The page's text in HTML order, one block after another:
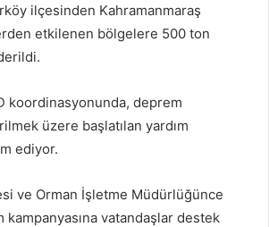
ilçesinden Kahramanmaraş
etkilenen bölgelere 500 ton
koordinasyonunda, deprem
üzere başlatılan yardım
ediyor.
ve Orman İşletme Müdürlüğünce
kampanyasına vatandaşlar destek